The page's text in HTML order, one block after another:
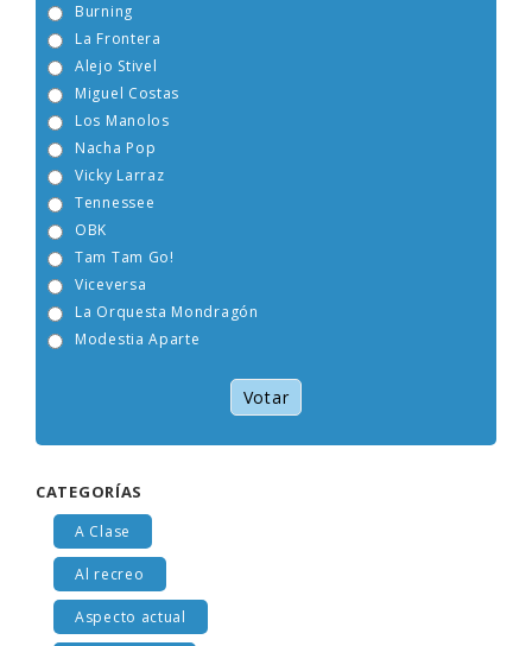
Burning
Alejo Stivel
Miguel Costas
Nacha Pop
Vicky Larraz
La Orquesta Mondragón
Modestia Aparte
Votar
A Clase
Al recreo
Aspecto actual